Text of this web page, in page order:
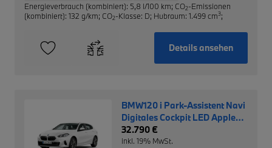
Energieverbrauch (kombiniert): 5,8 l/100 km; CO2-Emissionen
(kombiniert): 132 g/km; CO2-Klasse: D; Hubraum: 1.499 cm3;
Details ansehen
BMW120 i Park-Assistent Navi
Digitales Cockpit LED Apple
CarPlay Android Auto
Klimaautom
32.790 €
inkl. 19% MwSt.